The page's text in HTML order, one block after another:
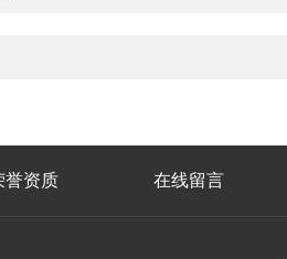
誉资质 在线留言